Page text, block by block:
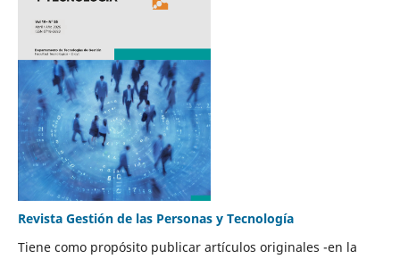
Revista Gestión de las Personas y Tecnología
Tiene como propósito publicar artículos originales -en la